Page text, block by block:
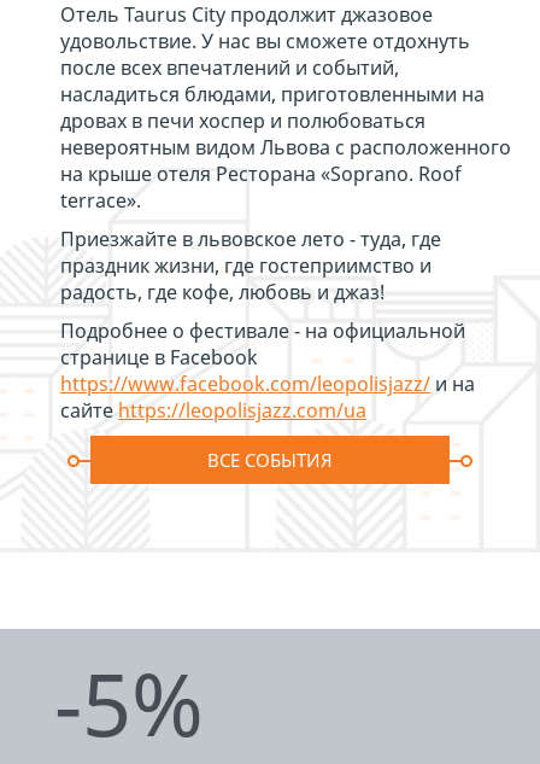
Отель Taurus City продолжит джазовое
удовольствие. У нас вы сможете отдохнуть
после всех впечатлений и событий,
насладиться блюдами, приготовленными на
дровах в печи хоспер и полюбоваться
невероятным видом Львова с расположенного
на крыше отеля Ресторана «Soprano. Roof
terrace».
Приезжайте в львовское лето - туда, где
праздник жизни, где гостеприимство и
радость, где кофе, любовь и джаз!
Подробнее о фестивале - на официальной
странице в Facebook
https://www.facebook.com/leopolisjazz/ и на
сайте https://leopolisjazz.com/ua
ВСЕ СОБЫТИЯ
-5%